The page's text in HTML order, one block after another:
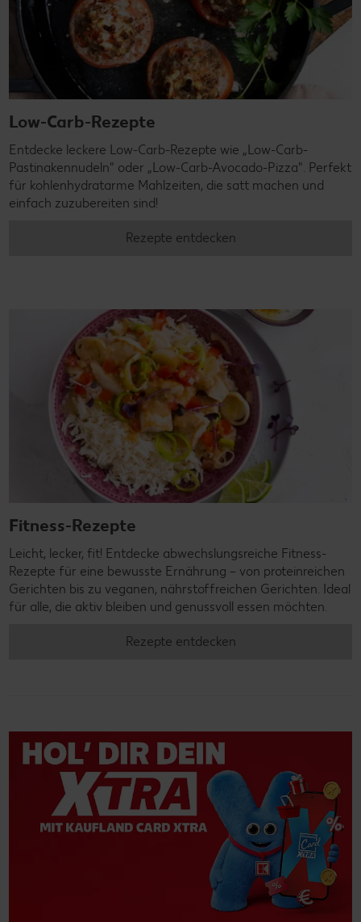
Low-Carb-Rezepte
Entdecke leckere Low-Carb-Rezepte wie „Low-Carb-
Pastinakennudeln" oder „Low-Carb-Avocado-Pizza". Perfekt
für kohlenhydratarme Mahlzeiten, die satt machen und
einfach zuzubereiten sind!
Rezepte entdecken
Fitness-Rezepte
Leicht, lecker, fit! Entdecke abwechslungsreiche Fitness-
Rezepte für eine bewusste Ernährung – von proteinreichen
Gerichten bis zu veganen, nährstoffreichen Gerichten. Ideal
für alle, die aktiv bleiben und genussvoll essen möchten.
Rezepte entdecken